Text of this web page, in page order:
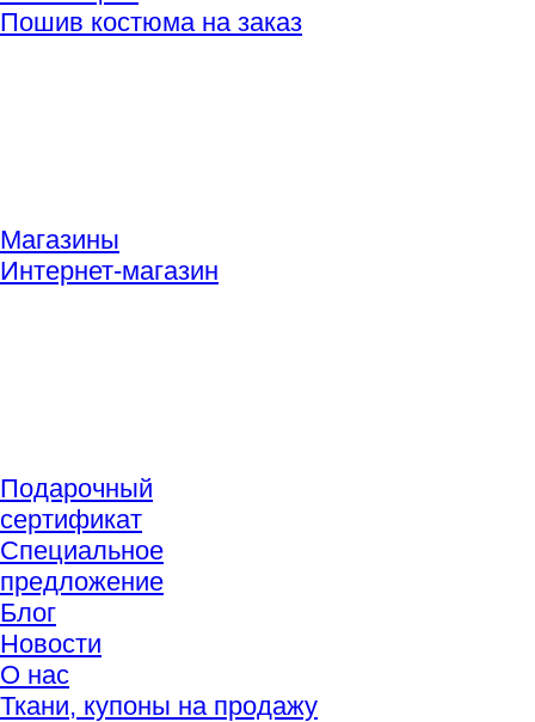
Пошив костюма на заказ
Магазины
Интернет-магазин
Подарочный
сертификат
Специальное
предложение
Блог
Новости
О нас
Ткани, купоны на продажу